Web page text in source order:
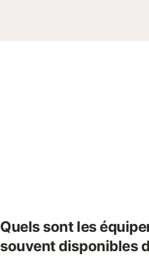
Quels sont les
souvent disponibles